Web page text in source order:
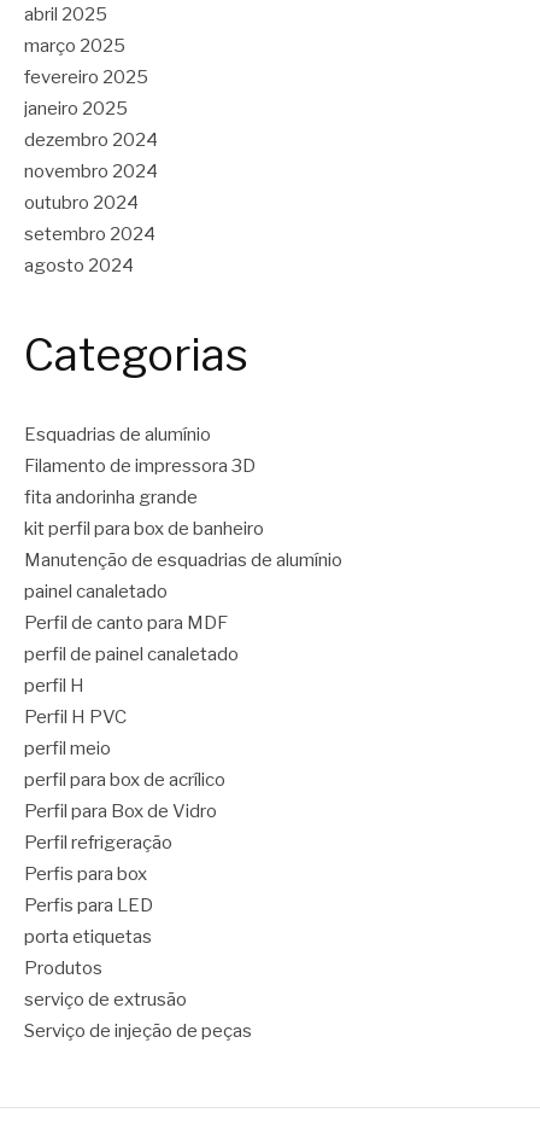
abril 2025
março 2025
fevereiro 2025
janeiro 2025
dezembro 2024
novembro 2024
outubro 2024
setembro 2024
agosto 2024
Categorias
Esquadrias de alumínio
Filamento de impressora 3D
fita andorinha grande
kit perfil para box de banheiro
Manutenção de esquadrias de alumínio
painel canaletado
Perfil de canto para MDF
perfil de painel canaletado
perfil H
Perfil H PVC
perfil meio
perfil para box de acrílico
Perfil para Box de Vidro
Perfil refrigeração
Perfis para box
Perfis para LED
porta etiquetas
Produtos
serviço de extrusão
Serviço de injeção de peças